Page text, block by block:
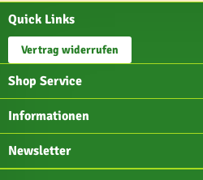
Quick Links
Vertrag widerrufen
Shop Service
Informationen
Newsletter